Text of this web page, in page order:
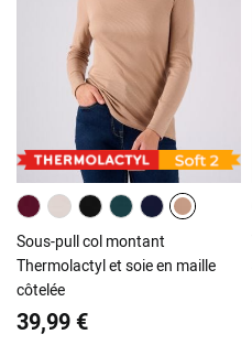
Sous-pull col montant
Thermolactyl et soie en maille
côtelée
39,99 €